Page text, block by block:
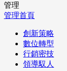
管理
管理首頁
創新策略
數位轉型
行銷密技
領導馭人